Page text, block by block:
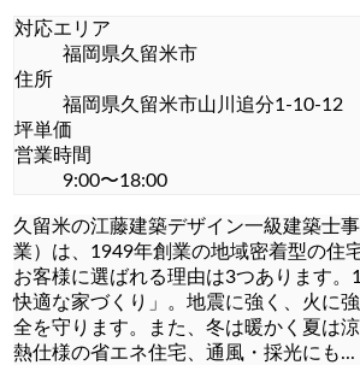
対応エリア
福岡県久留米市
住所
福岡県久留米市山川追分1-10-12
坪単価
営業時間
9:00〜18:00
久留米の江藤建築デザイン一級建築士
業）は、1949年創業の地域密着型の住
お客様に選ばれる理由は3つあります。
快適な家づくり」。地震に強く、火に
全を守ります。また、冬は暖かく夏は
熱仕様の省エネ住宅、通風・採光にも...